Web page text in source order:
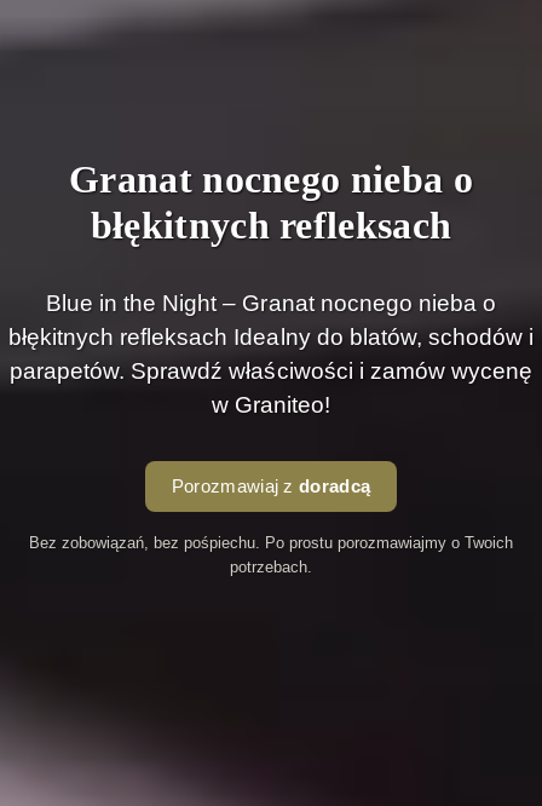
Granat nocnego nieba o
błękitnych refleksach
Blue in the Night – Granat nocnego nieba o
błękitnych refleksach Idealny do blatów, schodów i
parapetów. Sprawdź właściwości i zamów wycenę
w Graniteo!
Porozmawiaj zdoradcą
Bez zobowiązań, bez pośpiechu. Po prostu porozmawiajmy o Twoich
potrzebach.